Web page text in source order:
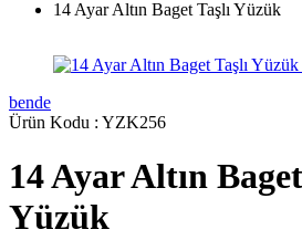
14 Ayar Altın Baget Taşlı Yüzük
bende
Ürün Kodu : YZK256
14 Ayar Altın
Yüzük